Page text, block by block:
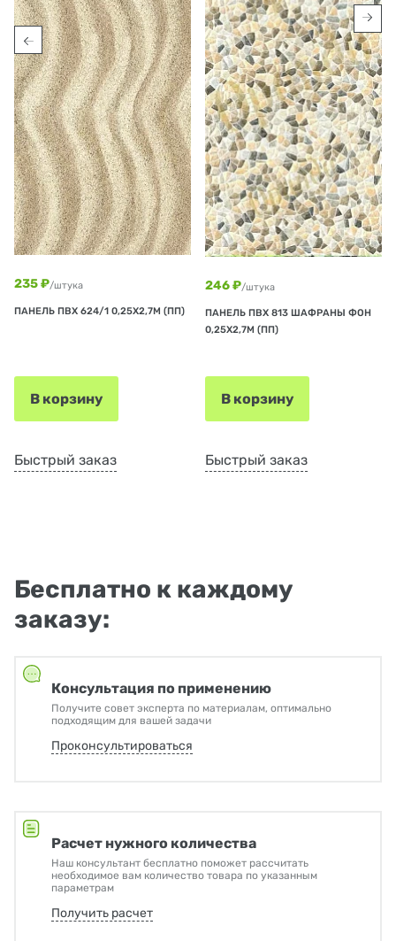
235 ₽/штука
ПАНЕЛЬ ПВХ 624/1 0,25Х2,7М (ПП)
В корзину
Быстрый заказ
246 ₽/штука
ПАНЕЛЬ ПВХ 813 ШАФРАНЫ ФОН
0,25Х2,7М (ПП)
В корзину
Быстрый заказ
Бесплатно к каждому
заказу:
Консультация по применению
Получите совет эксперта по материалам, оптимально
подходящим для вашей задачи
Проконсультироваться
Расчет нужного количества
Наш консультант бесплатно поможет рассчитать
необходимое вам количество товара по указанным
параметрам
Получить расчет